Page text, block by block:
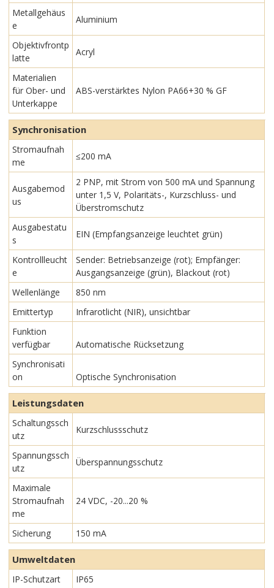
Metallgehäus
e
Aluminium
Objektivfrontp
latte
Acryl
Materialien
für Ober- und
Unterkappe
ABS-verstärktes Nylon PA66+30 % GF
Synchronisation
Stromaufnah
me
≤200 mA
Ausgabemod
us
2 PNP, mit Strom von 500 mA und Spannung
unter 1,5 V, Polaritäts-, Kurzschluss- und
Überstromschutz
Ausgabestatu
s
EIN (Empfangsanzeige leuchtet grün)
Kontrollleucht
e
Sender: Betriebsanzeige (rot); Empfänger:
Ausgangsanzeige (grün), Blackout (rot)
Wellenlänge
850 nm
Emittertyp
Infrarotlicht (NIR), unsichtbar
Funktion
verfügbar
Automatische Rücksetzung
Synchronisati
on
Optische Synchronisation
Leistungsdaten
Schaltungssch
utz
Kurzschlussschutz
Spannungssch
utz
Überspannungsschutz
Maximale
Stromaufnah
me
24 VDC, -20...20 %
Sicherung 150 mA
Umweltdaten
IP-Schutzart IP65